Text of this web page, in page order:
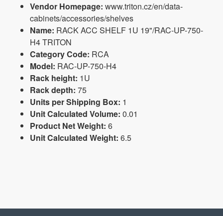
Vendor Homepage: www.triton.cz/en/data-
cabinets/accessories/shelves
Name: RACK ACC SHELF 1U 19"/RAC-UP-750-
H4 TRITON
Category Code: RCA
Model: RAC-UP-750-H4
Rack height: 1U
Rack depth: 75
Units per Shipping Box: 1
Unit Calculated Volume: 0.01
Product Net Weight: 6
Unit Calculated Weight: 6.5